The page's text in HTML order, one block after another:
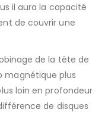
il aura la capacité
de couvrir une
de la tête de
magnétique plus
loin en profondeur
de disques